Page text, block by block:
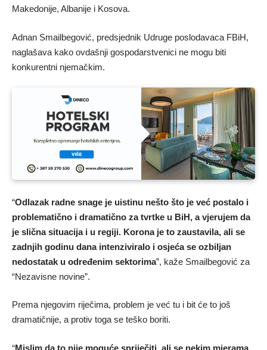
Makedonije, Albanije i Kosova.
Adnan Smailbegović, predsjednik Udruge poslodavaca FBiH,
naglašava kako ovdašnji gospodarstvenici ne mogu biti
konkurentni njemačkim.
“Odlazak radne snage je uistinu nešto što je već postalo i
problematično i dramatično za tvrtke u BiH, a vjerujem da
je slična situacija i u regiji. Korona je to zaustavila, ali se
zadnjih godinu dana intenziviralo i osjeća se ozbiljan
nedostatak u određenim sektorima”, kaže Smailbegović za
“Nezavisne novine”.
Prema njegovim riječima, problem je već tu i bit će to još
dramatičnije, a protiv toga se teško boriti.
“Mislim da to nije moguće spriječiti, ali se nekim mjerama